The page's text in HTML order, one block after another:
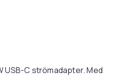
USB-C strömadapter. Med